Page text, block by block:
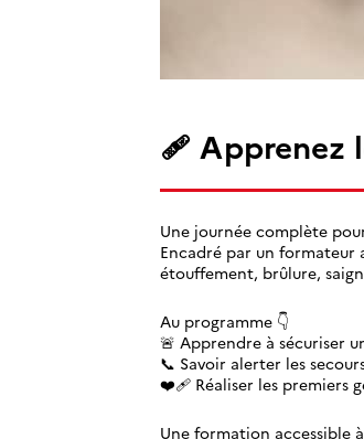
🩹 Apprenez
Une journée complète
Encadré par un formateur
étouffement, brûlure,
Au programme 👇
🚨 Apprendre à sécuriser
📞 Savoir alerter les
❤️‍🩹 Réaliser les premiers
Une formation accessible